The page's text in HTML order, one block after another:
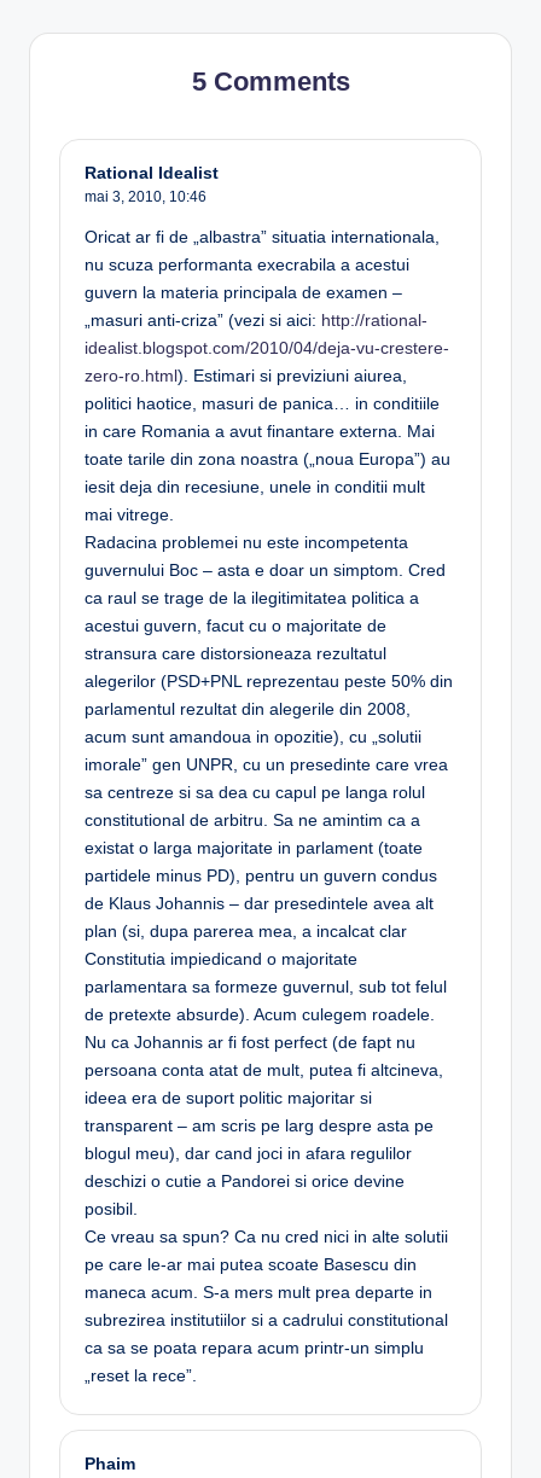
5 Comments
Rational Idealist
mai 3, 2010, 10:46
Oricat ar fi de „albastra” situatia internationala,
nu scuza performanta execrabila a acestui
guvern la materia principala de examen –
„masuri anti-criza” (vezi si aici: http://rational-
idealist.blogspot.com/2010/04/deja-vu-crestere-
zero-ro.html ). Estimari si previziuni aiurea,
politici haotice, masuri de panica… in conditiile
in care Romania a avut finantare externa. Mai
toate tarile din zona noastra („noua Europa”) au
iesit deja din recesiune, unele in conditii mult
mai vitrege.
Radacina problemei nu este incompetenta
guvernului Boc – asta e doar un simptom. Cred
ca raul se trage de la ilegitimitatea politica a
acestui guvern, facut cu o majoritate de
stransura care distorsioneaza rezultatul
alegerilor (PSD+PNL reprezentau peste 50% din
parlamentul rezultat din alegerile din 2008,
acum sunt amandoua in opozitie), cu „solutii
imorale” gen UNPR, cu un presedinte care vrea
sa centreze si sa dea cu capul pe langa rolul
constitutional de arbitru. Sa ne amintim ca a
existat o larga majoritate in parlament (toate
partidele minus PD), pentru un guvern condus
de Klaus Johannis – dar presedintele avea alt
plan (si, dupa parerea mea, a incalcat clar
Constitutia impiedicand o majoritate
parlamentara sa formeze guvernul, sub tot felul
de pretexte absurde). Acum culegem roadele.
Nu ca Johannis ar fi fost perfect (de fapt nu
persoana conta atat de mult, putea fi altcineva,
ideea era de suport politic majoritar si
transparent – am scris pe larg despre asta pe
blogul meu), dar cand joci in afara regulilor
deschizi o cutie a Pandorei si orice devine
posibil.
Ce vreau sa spun? Ca nu cred nici in alte solutii
pe care le-ar mai putea scoate Basescu din
maneca acum. S-a mers mult prea departe in
subrezirea institutiilor si a cadrului constitutional
ca sa se poata repara acum printr-un simplu
„reset la rece”.
Phaim